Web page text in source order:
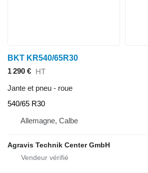
BKT KR540/65R30
1 290 € HT
Jante et pneu - roue
540/65 R30
Allemagne, Calbe
Agravis Technik Center GmbH